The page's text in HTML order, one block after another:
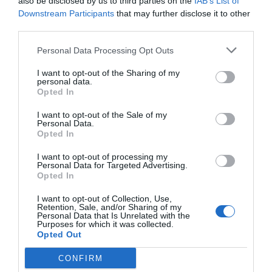
Downstream Participants that may further disclose it to other
Personal Data Processing Opt Outs
I want to opt-out of the Sharing of my
personal data.
Opted In
I want to opt-out of the Sale of my
Personal Data.
Opted In
I want to opt-out of processing my
Personal Data for Targeted Advertising.
Opted In
I want to opt-out of Collection, Use,
Retention, Sale, and/or Sharing of my
Personal Data that Is Unrelated with the
Purposes for which it was collected.
Opted Out
CONFIRM